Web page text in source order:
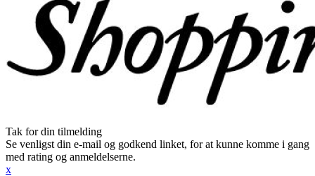
Tak for din tilmelding
Se venligst din e-mail og godkend linket, for at kunne komme i gang
med rating og anmeldelserne.
x